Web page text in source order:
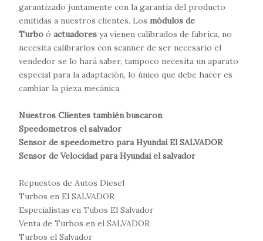
garantizado juntamente con la garantía del producto
emitidas a nuestros clientes. Los módulos de
Turbo ó actuadores ya vienen calibrados de fabrica, no
necesita calibrarlos con scanner de ser necesario el
vendedor se lo hará saber, tampoco necesita un aparato
especial para la adaptación, lo único que debe hacer es
cambiar la pieza mecánica.
Nuestros Clientes también buscaron:
Speedometros el salvador
Sensor de speedometro para Hyundai El SALVADOR
Sensor de Velocidad para Hyundai el salvador
Repuestos de Autos Diesel
Turbos en El SALVADOR
Especialistas en Tubos El Salvador
Venta de Turbos en el SALVADOR
Turbos el Salvador